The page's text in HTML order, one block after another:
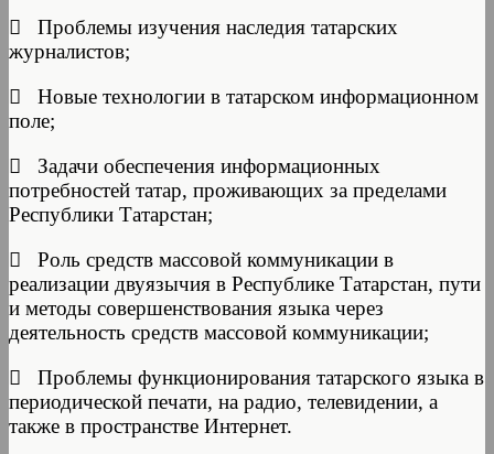
 Проблемы изучения наследия татарских
журналистов;
 Новые технологии в татарском информационном
поле;
 Задачи обеспечения информационных
потребностей татар, проживающих за пределами
Республики Татарстан;
 Роль средств массовой коммуникации в
реализации двуязычия в Республике Татарстан, пути
и методы совершенствования языка через
деятельность средств массовой коммуникации;
 Проблемы функционирования татарского языка в
периодической печати, на радио, телевидении, а
также в пространстве Интернет.